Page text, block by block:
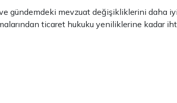
gündemdeki mevzuat değişikliklerini daha iyi
ticaret hukuku yeniliklerine kadar